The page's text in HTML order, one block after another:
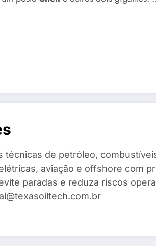
técnicas de petróleo,
aviação e offshore com
paradas e reduza riscos